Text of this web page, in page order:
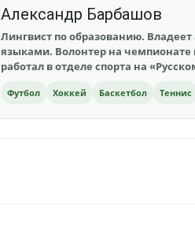
Александр Барбашов
Лингвист по образованию.
языками. Волонтер на чемпионате
работал в отделе спорта на
Футбол Хоккей Баскетбол Теннис